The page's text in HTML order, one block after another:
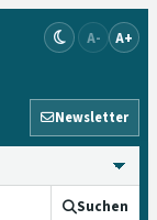
A- A+
Newsletter
Suchen